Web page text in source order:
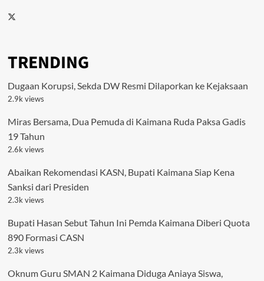
Twitter
TRENDING
Dugaan Korupsi, Sekda DW Resmi Dilaporkan ke Kejaksaan
2.9k views
Miras Bersama, Dua Pemuda di Kaimana Ruda Paksa Gadis
19 Tahun
2.6k views
Abaikan Rekomendasi KASN, Bupati Kaimana Siap Kena
Sanksi dari Presiden
2.3k views
Bupati Hasan Sebut Tahun Ini Pemda Kaimana Diberi Quota
890 Formasi CASN
2.3k views
Oknum Guru SMAN 2 Kaimana Diduga Aniaya Siswa,